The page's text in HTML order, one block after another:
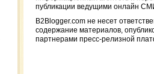
публикации ведущими онлайн
B2Blogger.com не несет
содержание материалов,
партнерами пресс-релизной